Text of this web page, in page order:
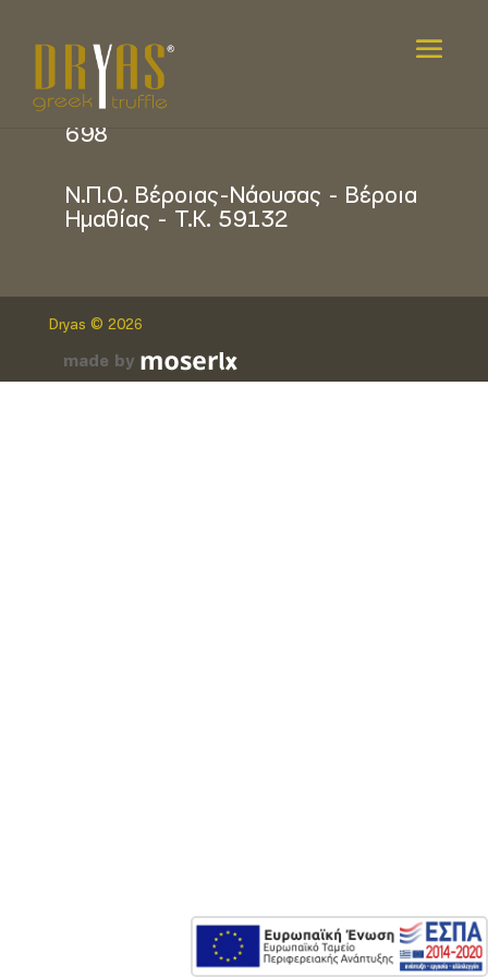
info@dryastruffle.com
2331 400 241 / +30 6972 913
698
Ν.Π.Ο. Βέροιας-Νάουσας - Βέροια
Ημαθίας - Τ.Κ. 59132
Dryas © 2026
made by